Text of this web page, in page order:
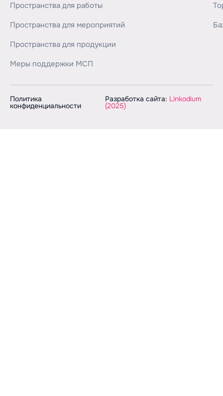
Пространства для работы
Пространства для мероприятий
Пространства для продукции
Меры поддержки МСП
Политика
конфиденциальности
Разработка сайта: Linkodium
(2025)